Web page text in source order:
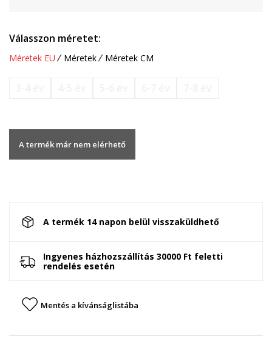
Válasszon méretet:
Méretek EU Méretek Méretek CM
A termék már nem elérhető
A termék 14 napon belül visszaküldhető
Ingyenes házhozszállítás 30000 Ft feletti
rendelés esetén
Mentés a kívánságlistába